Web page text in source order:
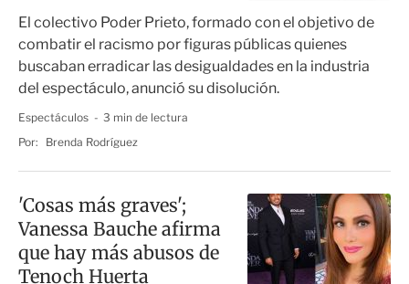
El colectivo Poder Prieto, formado con el objetivo de
combatir el racismo por figuras públicas quienes
buscaban erradicar las desigualdades en la industria
del espectáculo, anunció su disolución.
Espectáculos
3 min de lectura
Por:
Brenda Rodríguez
'Cosas más graves';
Vanessa Bauche afirma
que hay más abusos de
Tenoch Huerta